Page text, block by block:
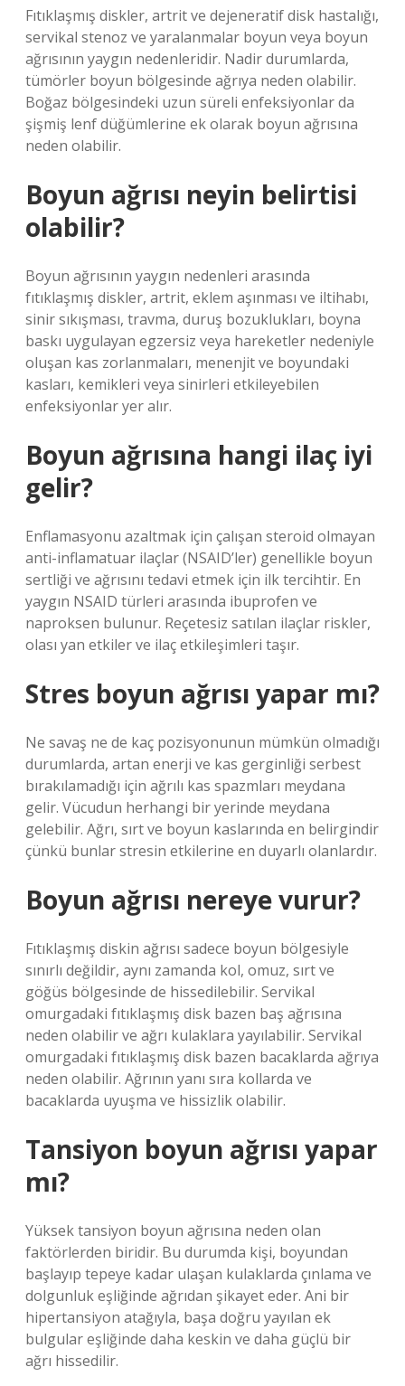
Fıtıklaşmış diskler, artrit ve dejeneratif disk hastalığı,
servikal stenoz ve yaralanmalar boyun veya boyun
ağrısının yaygın nedenleridir. Nadir durumlarda,
tümörler boyun bölgesinde ağrıya neden olabilir.
Boğaz bölgesindeki uzun süreli enfeksiyonlar da
şişmiş lenf düğümlerine ek olarak boyun ağrısına
neden olabilir.
Boyun ağrısı neyin belirtisi
olabilir?
Boyun ağrısının yaygın nedenleri arasında
fıtıklaşmış diskler, artrit, eklem aşınması ve iltihabı,
sinir sıkışması, travma, duruş bozuklukları, boyna
baskı uygulayan egzersiz veya hareketler nedeniyle
oluşan kas zorlanmaları, menenjit ve boyundaki
kasları, kemikleri veya sinirleri etkileyebilen
enfeksiyonlar yer alır.
Boyun ağrısına hangi ilaç iyi
gelir?
Enflamasyonu azaltmak için çalışan steroid olmayan
anti-inflamatuar ilaçlar (NSAID’ler) genellikle boyun
sertliği ve ağrısını tedavi etmek için ilk tercihtir. En
yaygın NSAID türleri arasında ibuprofen ve
naproksen bulunur. Reçetesiz satılan ilaçlar riskler,
olası yan etkiler ve ilaç etkileşimleri taşır.
Stres boyun ağrısı yapar mı?
Ne savaş ne de kaç pozisyonunun mümkün olmadığı
durumlarda, artan enerji ve kas gerginliği serbest
bırakılamadığı için ağrılı kas spazmları meydana
gelir. Vücudun herhangi bir yerinde meydana
gelebilir. Ağrı, sırt ve boyun kaslarında en belirgindir
çünkü bunlar stresin etkilerine en duyarlı olanlardır.
Boyun ağrısı nereye vurur?
Fıtıklaşmış diskin ağrısı sadece boyun bölgesiyle
sınırlı değildir, aynı zamanda kol, omuz, sırt ve
göğüs bölgesinde de hissedilebilir. Servikal
omurgadaki fıtıklaşmış disk bazen baş ağrısına
neden olabilir ve ağrı kulaklara yayılabilir. Servikal
omurgadaki fıtıklaşmış disk bazen bacaklarda ağrıya
neden olabilir. Ağrının yanı sıra kollarda ve
bacaklarda uyuşma ve hissizlik olabilir.
Tansiyon boyun ağrısı yapar
mı?
Yüksek tansiyon boyun ağrısına neden olan
faktörlerden biridir. Bu durumda kişi, boyundan
başlayıp tepeye kadar ulaşan kulaklarda çınlama ve
dolgunluk eşliğinde ağrıdan şikayet eder. Ani bir
hipertansiyon atağıyla, başa doğru yayılan ek
bulgular eşliğinde daha keskin ve daha güçlü bir
ağrı hissedilir.